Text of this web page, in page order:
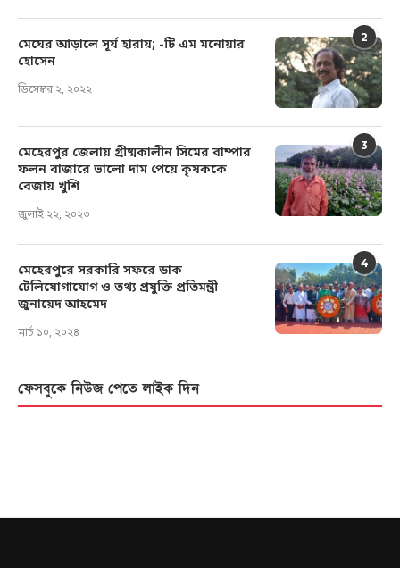
2
মেঘের আড়ালে সূর্য হারায়; -টি এম মনোয়ার
হোসেন
ডিসেম্বর ২, ২০২২
3
মেহেরপুর জেলায় গ্রীষ্মকালীন সিমের বাম্পার
ফলন বাজারে ভালো দাম পেয়ে কৃষককে
বেজায় খুশি
জুলাই ২২, ২০২৩
4
মেহেরপুরে সরকারি সফরে ডাক
টেলিযোগাযোগ ও তথ্য প্রযুক্তি প্রতিমন্ত্রী
জুনায়েদ আহমেদ
মার্চ ১০, ২০২৪
ফেসবুকে নিউজ পেতে লাইক দিন